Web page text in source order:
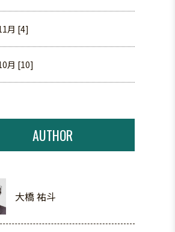
月 [4]
月 [10]
AUTHOR
大橋 祐斗